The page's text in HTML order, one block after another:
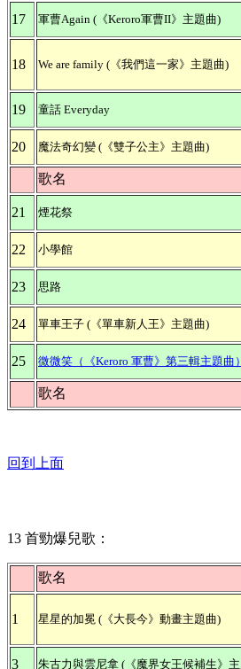
17 軍曹Again (《Keroro軍曹II》主題曲)
18 We are family (《我們這一家》主題曲)
19 童話 Everyday
20 魔法奇幻變 (《雙子公主》主題曲)
歌名
21 煙花祭
22 小學館
23 思路
24 單車王子 (《單車新人王》主題曲)
25 微微笑（《Keroro 軍曹》第三輯主題曲）
歌名
回到上面
13 首勁爆兒歌：
歌名
1 星星的加冕 (《大長今》動畫主題曲)
3 朱古力與雲尼拿 (《魔界女王候補生》